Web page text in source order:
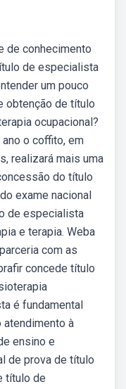
de conhecimento
de especialista
um pouco
obtenção de título
ocupacional?
o coffito, em
realizará mais uma
do título
exame nacional
de especialista
e terapia. Weba
com as
concede título
é fundamental
atendimento à
ensino e
de prova de título
título de